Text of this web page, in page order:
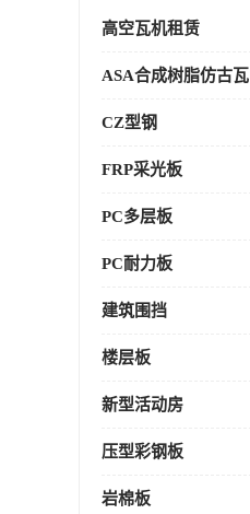
高空瓦机租赁
ASA合成树脂仿古瓦
CZ型钢
FRP采光板
PC多层板
PC耐力板
建筑围挡
楼层板
新型活动房
压型彩钢板
岩棉板